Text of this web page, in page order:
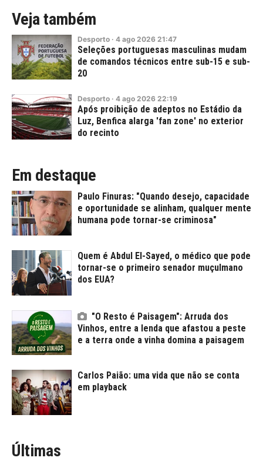
Veja também
Desporto · 4 ago 2026 21:47
Seleções portuguesas masculinas mudam
de comandos técnicos entre sub-15 e sub-
20
Desporto · 4 ago 2026 22:19
Após proibição de adeptos no Estádio da
Luz, Benfica alarga 'fan zone' no exterior
do recinto
Em destaque
Paulo Finuras: "Quando desejo, capacidade
e oportunidade se alinham, qualquer mente
humana pode tornar-se criminosa"
Quem é Abdul El-Sayed, o médico que pode
tornar-se o primeiro senador muçulmano
dos EUA?
"O Resto é Paisagem": Arruda dos
Vinhos, entre a lenda que afastou a peste
e a terra onde a vinha domina a paisagem
Carlos Paião: uma vida que não se conta
em playback
Últimas